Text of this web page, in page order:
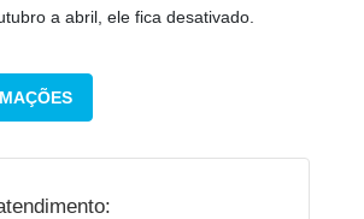
a abril, ele fica desativado.